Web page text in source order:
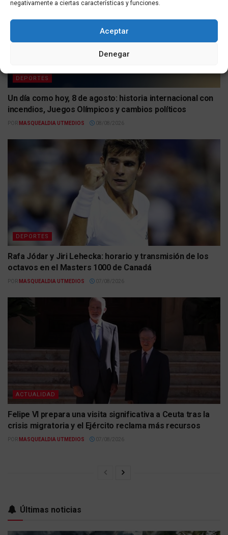
negativamente a ciertas características y funciones.
Aceptar
Denegar
DEPORTES
Un día como hoy, 8 de agosto: historia internacional con
incendios, Juegos Olímpicos y cambios políticos
POR MASQUEALDIA UTMEDIOS 08/08/2026
DEPORTES
Rafa Jódar y Jiri Lehecka: horario y transmisión de los
octavos en el Masters 1000 de Canadá
POR MASQUEALDIA UTMEDIOS 07/08/2026
ACTUALIDAD
Felipe VI prepara una visita significativa a Ceuta tras la
crisis migratoria y el Ejército reclama más recursos
POR MASQUEALDIA UTMEDIOS 07/08/2026
Últimas noticias